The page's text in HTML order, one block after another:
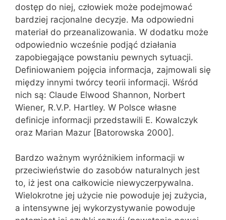
dostęp do niej, człowiek może podejmować
bardziej racjonalne decyzje. Ma odpowiedni
materiał do przeanalizowania. W dodatku może
odpowiednio wcześnie podjąć działania
zapobiegające powstaniu pewnych sytuacji.
Definiowaniem pojęcia informacja, zajmowali się
między innymi twórcy teorii informacji. Wśród
nich są: Claude Elwood Shannon, Norbert
Wiener, R.V.P. Hartley. W Polsce własne
definicje informacji przedstawili E. Kowalczyk
oraz Marian Mazur [Batorowska 2000].
Bardzo ważnym wyróżnikiem informacji w
przeciwieństwie do zasobów naturalnych jest
to, iż jest ona całkowicie niewyczerpywalna.
Wielokrotne jej użycie nie powoduje jej zużycia,
a intensywne jej wykorzystywanie powoduje